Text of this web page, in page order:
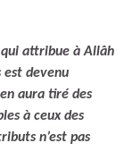
qui attribue à Allâh
est devenu
aura tiré des
à ceux des
n’est pas